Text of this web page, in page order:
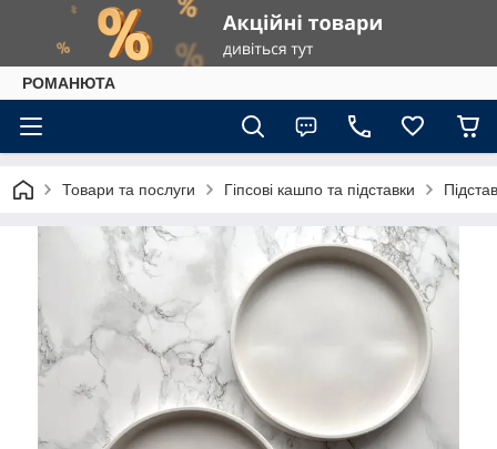
РОМАНЮТА
Товари та послуги Гіпсові кашпо та підставки